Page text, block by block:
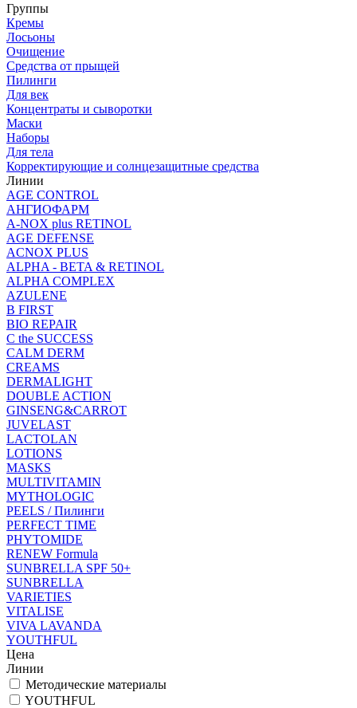
Группы
Кремы
Лосьоны
Очищение
Средства от прыщей
Пилинги
Для век
Концентраты и сыворотки
Маски
Наборы
Для тела
Корректирующие и солнцезащитные средства
Линии
AGE CONTROL
АНГИОФАРМ
A-NOX plus RETINOL
AGE DEFENSE
ACNOX PLUS
ALPHA - BETA & RETINOL
ALPHA COMPLEX
AZULENE
B FIRST
BIO REPAIR
C the SUCCESS
CALM DERM
CREAMS
DERMALIGHT
DOUBLE ACTION
GINSENG&CARROT
JUVELAST
LACTOLAN
LOTIONS
MASKS
MULTIVITAMIN
MYTHOLOGIC
PEELS / Пилинги
PERFECT TIME
PHYTOMIDE
RENEW Formula
SUNBRELLA SPF 50+
SUNBRELLA
VARIETIES
VITALISE
VIVA LAVANDA
YOUTHFUL
Цена
Линии
Методические материалы
YOUTHFUL